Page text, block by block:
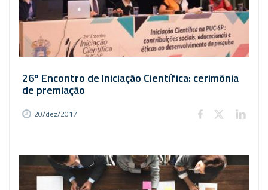
26º Encontro de Iniciação Científica: cerimônia
de premiação
20/dez/2017